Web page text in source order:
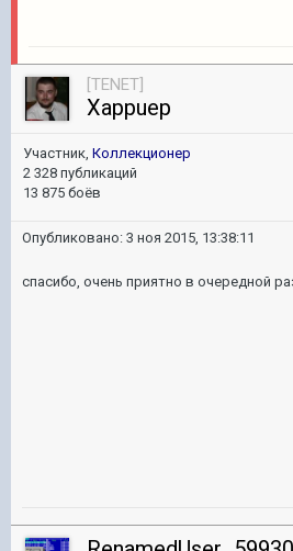
[TENET]
Xappuep
Участник, Коллекционер
2 328 публикаций
13 875 боёв
Опубликовано: 3 ноя 2015, 13:38:11
спасибо, очень приятно в очередной